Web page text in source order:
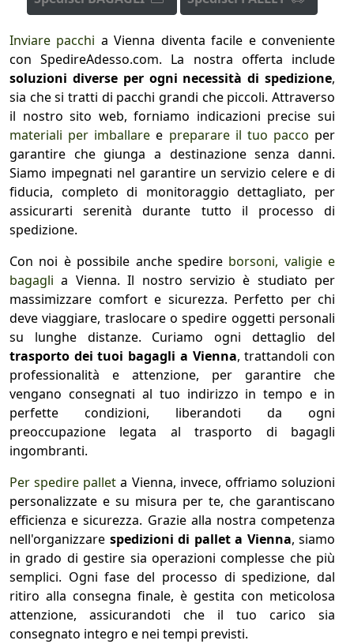
Inviare pacchi a Vienna diventa facile e conveniente
con SpedireAdesso.com. La nostra offerta include
soluzioni diverse per ogni necessità di spedizione,
sia che si tratti di pacchi grandi che piccoli. Attraverso
il nostro sito web, forniamo indicazioni precise sui
materiali per imballare e preparare il tuo pacco per
garantire che giunga a destinazione senza danni.
Siamo impegnati nel garantire un servizio celere e di
fiducia, completo di monitoraggio dettagliato, per
assicurarti serenità durante tutto il processo di
spedizione.
Con noi è possibile anche spedire borsoni, valigie e
bagagli a Vienna. Il nostro servizio è studiato per
massimizzare comfort e sicurezza. Perfetto per chi
deve viaggiare, traslocare o spedire oggetti personali
su lunghe distanze. Curiamo ogni dettaglio del
trasporto dei tuoi bagagli a Vienna, trattandoli con
professionalità e attenzione, per garantire che
vengano consegnati al tuo indirizzo in tempo e in
perfette condizioni, liberandoti da ogni
preoccupazione legata al trasporto di bagagli
ingombranti.
Per spedire pallet a Vienna, invece, offriamo soluzioni
personalizzate e su misura per te, che garantiscano
efficienza e sicurezza. Grazie alla nostra competenza
nell'organizzare spedizioni di pallet a Vienna, siamo
in grado di gestire sia operazioni complesse che più
semplici. Ogni fase del processo di spedizione, dal
ritiro alla consegna finale, è gestita con meticolosa
attenzione, assicurandoti che il tuo carico sia
consegnato integro e nei tempi previsti.